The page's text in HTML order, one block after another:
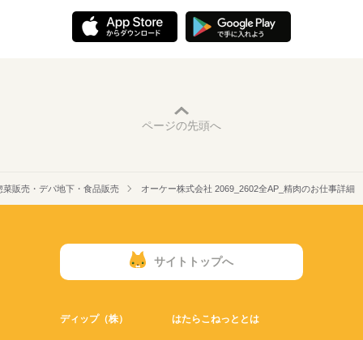
ページの先頭へ
菜販売・デパ地下・食品販売 オーケー株式会社 2069_2602全AP_精肉のお仕事詳細
サイトトップへ
ディップ（株） はたらこねっととは